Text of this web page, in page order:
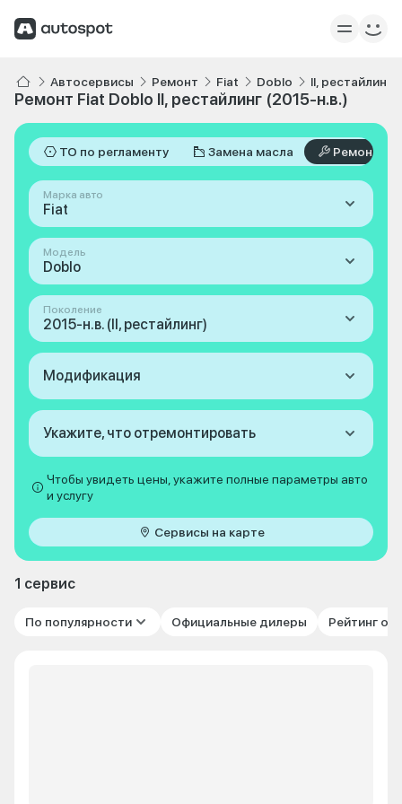
Автосервисы Ремонт Fiat Doblo II, рестайлинг
Ремонт Fiat Doblo II, рестайлинг (2015-н.в.)
ТО по регламенту Замена масла Ремонт
Марка авто
Fiat
Модель
Doblo
Поколение
2015-н.в. (II, рестайлинг)
Модификация
Укажите, что отремонтировать
Чтобы увидеть цены, укажите полные параметры авто
и услугу
Сервисы на карте
1 сервис
По популярности Официальные дилеры Рейтинг